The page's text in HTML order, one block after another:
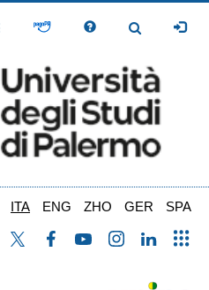
Toggle
ITA ENG ZHO GER SPA